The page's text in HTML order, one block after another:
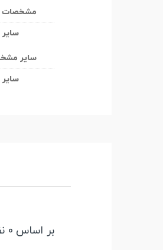
مشخصات
سایر
بر اساس 0 نظر